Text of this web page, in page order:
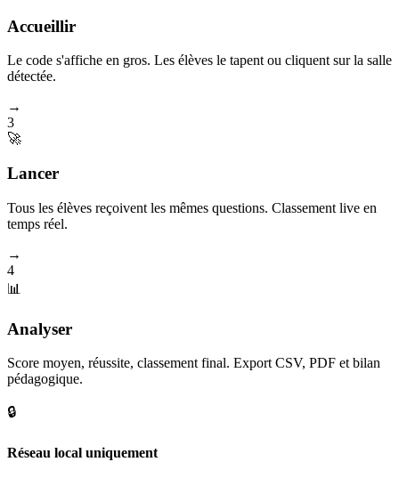
Accueillir
Le code s'affiche en gros. Les élèves le tapent ou cliquent sur la salle
détectée.
→
3
🚀
Lancer
Tous les élèves reçoivent les mêmes questions. Classement live en
temps réel.
→
4
📊
Analyser
Score moyen, réussite, classement final. Export CSV, PDF et bilan
pédagogique.
🔒
Réseau local uniquement